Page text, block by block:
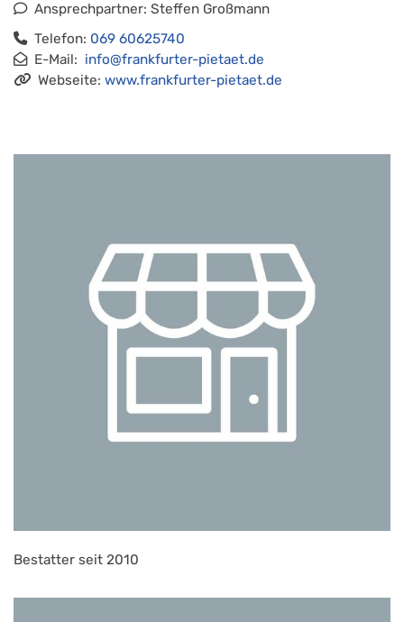
Ansprechpartner: Steffen Großmann
Telefon: 069 60625740
E-Mail: info@frankfurter-pietaet.de​​​​​​​
Webseite: www.frankfurter-pietaet.de
Bestatter seit 2010